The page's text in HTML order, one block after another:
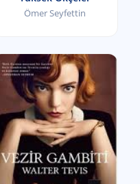
Ömer Seyfettin